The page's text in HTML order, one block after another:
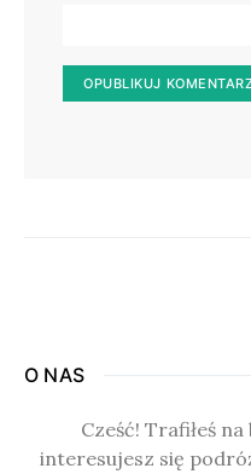
O NAS
Cześć! Trafiłeś
interesujesz się